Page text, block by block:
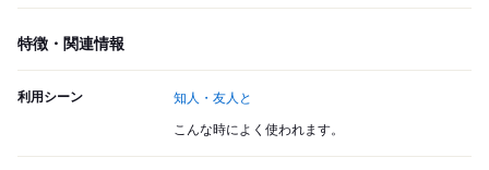
特徴・関連情報
利用シーン 知人・友人と
こんな時によく使われます。